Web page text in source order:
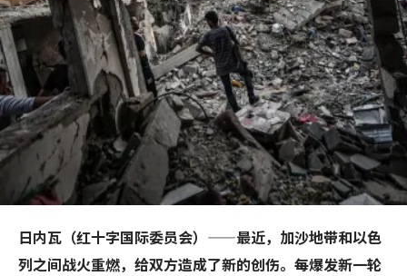
日内瓦（红十字国际委员会）——最近，加沙地带和以色
列之间战火重燃，给双方造成了新的创伤。每爆发新一轮